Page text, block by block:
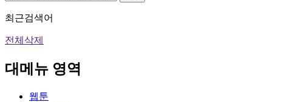
최근검색어
전체삭제
대메뉴 영역
웹툰